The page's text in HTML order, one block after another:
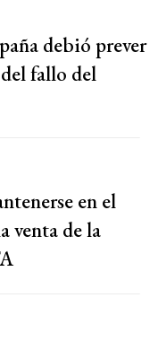
debió prever
fallo del
en el
venta de la